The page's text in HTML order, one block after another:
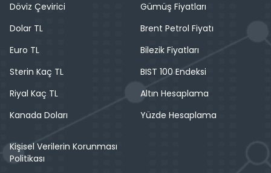
Döviz Çevirici
Dolar TL
Euro TL
Sterin Kaç TL
Riyal Kaç TL
Kanada Doları
Gümüş Fiyatları
Brent Petrol Fiyatı
Bilezik Fiyatları
BIST 100 Endeksi
Altın Hesaplama
Yüzde Hesaplama
Kişisel Verilerin Korunması
Politikası